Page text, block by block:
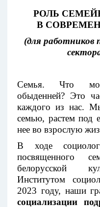
РОЛЬ
В
(для работников
Семья. Что
обыденней? Это
каждого из нас.
семью, растем под
нее во взрослую
В ходе
посвященного
белорусской
Институтом
2023 году, наши
социализации